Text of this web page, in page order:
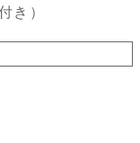
き）